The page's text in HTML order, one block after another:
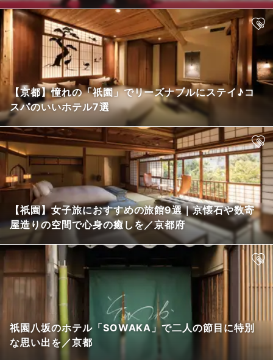
【京都】憧れの「祇園」でリーズナブルにステイ♪コ
スパのいいホテル7選
【祇園】女子旅におすすめの旅館9選｜京懐石や数寄
屋造りの空間で心身の癒しを／京都府
祇園八坂のホテル「SOWAKA」で二人の節目に特別
な思い出を／京都